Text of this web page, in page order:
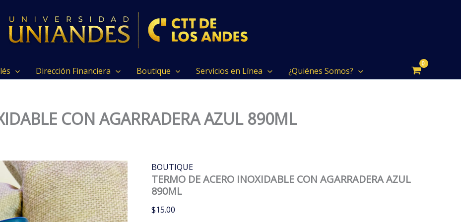
Dirección Financiera Boutique Servicios en Línea ¿Quiénes Somos?
CON AGARRADERA AZUL 890ML
BOUTIQUE
TERMO DE ACERO INOXIDABLE CON AGARRADERA AZUL
890ML
$15.00